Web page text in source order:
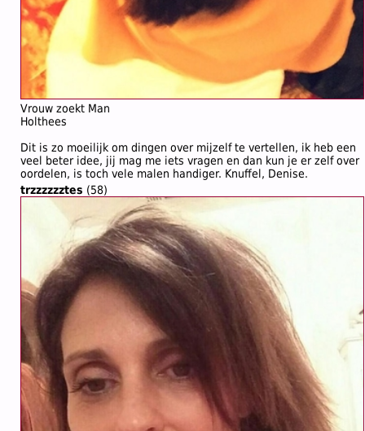
Vrouw zoekt Man
Holthees
Dit is zo moeilijk om dingen over mijzelf te vertellen, ik heb een
veel beter idee, jij mag me iets vragen en dan kun je er zelf over
oordelen, is toch vele malen handiger. Knuffel, Denise.
trzzzzzztes (58)